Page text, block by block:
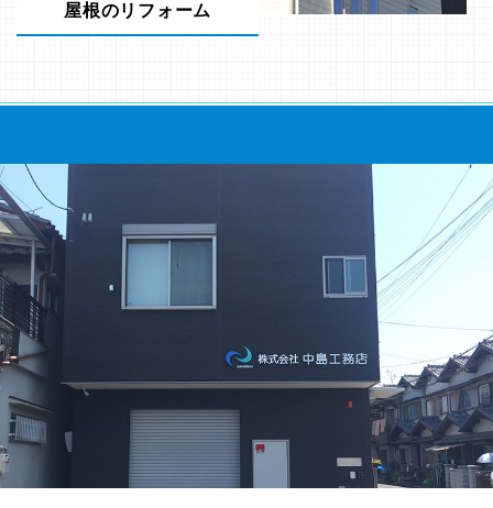
屋根のリフォーム